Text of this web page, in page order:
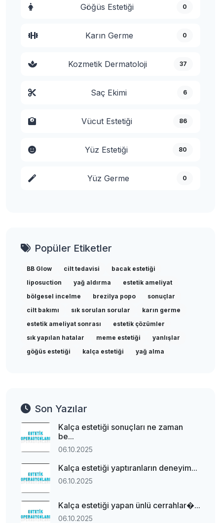
Göğüs Estetiği 0
Karın Germe 0
Kozmetik Dermatoloji 37
Saç Ekimi 6
Vücut Estetiği 86
Yüz Estetiği 80
Yüz Germe 0
Popüler Etiketler
BB Glow cilt tedavisi
bacak estetiği
liposuction
yağ aldırma
estetik ameliyat
bölgesel incelme
brezilya popo
sonuçlar
cilt bakımı
sık sorulan sorular
karın germe
estetik ameliyat sonrası
estetik çözümler
sık yapılan hatalar
meme estetiği
yanlışlar
göğüs estetiği
kalça estetiği yağ alma
Son Yazılar
Kalça estetiği sonuçları ne zaman
be...
06.10.2025
Kalça estetiği yaptıranların deneyim...
06.10.2025
Kalça estetiği yapan ünlü cerrahlar�...
06.10.2025